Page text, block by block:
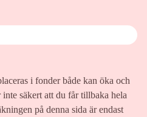
i fonder både kan öka och
säkert att du får tillbaka hela
på denna sida är endast